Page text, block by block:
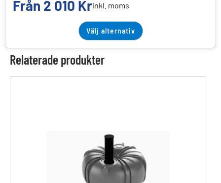
Från 2 010 Krinkl. moms
Välj alternativ
Relaterade produkter